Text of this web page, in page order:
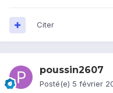
Citer
poussin2607
Posté(e) 5 février